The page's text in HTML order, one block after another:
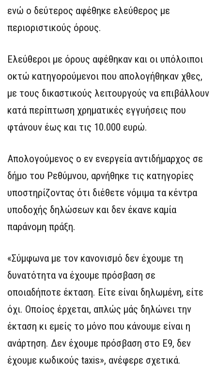
ενώ ο δεύτερος αφέθηκε ελεύθερος με
περιοριστικούς όρους.
Ελεύθεροι με όρους αφέθηκαν και οι υπόλοιποι
οκτώ κατηγορούμενοι που απολογήθηκαν χθες,
με τους δικαστικούς λειτουργούς να επιβάλλουν
κατά περίπτωση χρηματικές εγγυήσεις που
φτάνουν έως και τις 10.000 ευρώ.
Απολογούμενος ο εν ενεργεία αντιδήμαρχος σε
δήμο του Ρεθύμνου, αρνήθηκε τις κατηγορίες
υποστηρίζοντας ότι διέθετε νόμιμα τα κέντρα
υποδοχής δηλώσεων και δεν έκανε καμία
παράνομη πράξη.
«Σύμφωνα με τον κανονισμό δεν έχουμε τη
δυνατότητα να έχουμε πρόσβαση σε
οποιαδήποτε έκταση. Είτε είναι δηλωμένη, είτε
όχι. Οποίος έρχεται, απλώς μάς δηλώνει την
έκταση κι εμείς το μόνο που κάνουμε είναι η
ανάρτηση. Δεν έχουμε πρόσβαση στο Ε9, δεν
έχουμε κωδικούς taxis», ανέφερε σχετικά.